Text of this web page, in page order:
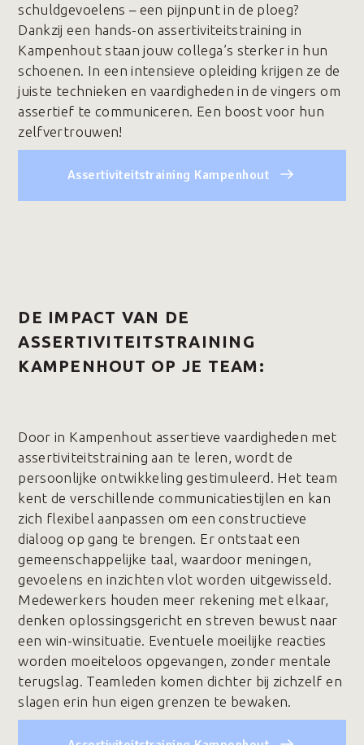
schuldgevoelens – een pijnpunt in de ploeg?
Dankzij een hands-on assertiviteitstraining in
Kampenhout staan jouw collega’s sterker in hun
schoenen. In een intensieve opleiding krijgen ze de
juiste technieken en vaardigheden in de vingers om
assertief te communiceren. Een boost voor hun
zelfvertrouwen!
Assertiviteitstraining Kampenhout
DE IMPACT VAN DE
ASSERTIVITEITSTRAINING
KAMPENHOUT OP JE TEAM:
Door in Kampenhout assertieve vaardigheden met
assertiviteitstraining aan te leren, wordt de
persoonlijke ontwikkeling gestimuleerd. Het team
kent de verschillende communicatiestijlen en kan
zich flexibel aanpassen om een constructieve
dialoog op gang te brengen. Er ontstaat een
gemeenschappelijke taal, waardoor meningen,
gevoelens en inzichten vlot worden uitgewisseld.
Medewerkers houden meer rekening met elkaar,
denken oplossingsgericht en streven bewust naar
een win-winsituatie. Eventuele moeilijke reacties
worden moeiteloos opgevangen, zonder mentale
terugslag. Teamleden komen dichter bij zichzelf en
slagen erin hun eigen grenzen te bewaken.